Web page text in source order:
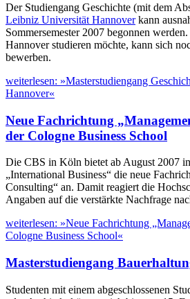
Der Studiengang Geschichte (mit dem
Leibniz Universität Hannoverkann
Sommersemester 2007 begonnen
Hannover studieren möchte, kann sich
bewerben.
weiterlesen: »Masterstudiengang
Hannover«
Neue Fachrichtung
der Cologne Business School
Die CBS in Köln bietet ab August 2007
„International Business“ die neue
Consulting“ an. Damit reagiert die
Angaben auf die verstärkte Nachfrage
weiterlesen: »Neue Fachrichtung
Cologne Business School«
Masterstudiengang
Studenten mit einem abgeschlossenen